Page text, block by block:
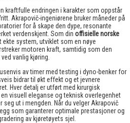
kraftfulle endringen i karakter som oppstår
Akrapovič-ingeniørene bruker måneder på
for å skape den dype, resonante
verdenskjent. Som din offisielle norske
system, utviklet som en nøye
motoren kraft, samtidig som den
vanlig kjøring.
av timer med testing i dyno-benker for
bidrar til økt effekt og et jevnere
Hver detalj er utført med kirurgisk
visuell eleganse og teknisk overlegenhet
ut i mengden. Når du velger Akrapovič
som garanterer optimale prestasjoner og
av kjøretøyets sjel.